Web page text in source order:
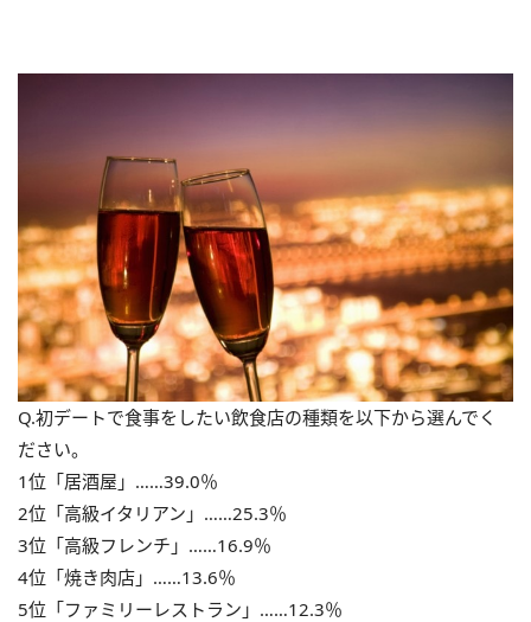
Q.初デートで食事をしたい飲食店の種類を以下から選んでく
ださい。
1位「居酒屋」……39.0％
2位「高級イタリアン」……25.3％
3位「高級フレンチ」……16.9％
4位「焼き肉店」……13.6％
5位「ファミリーレストラン」……12.3％